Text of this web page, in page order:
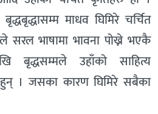
माधव घिमिरे चर्चित
सरल भाषामा भावना पोख्ने भएकै
बृद्धसम्मले उहाँको साहित्य
हुन् । जसका कारण घिमिरे सबैका